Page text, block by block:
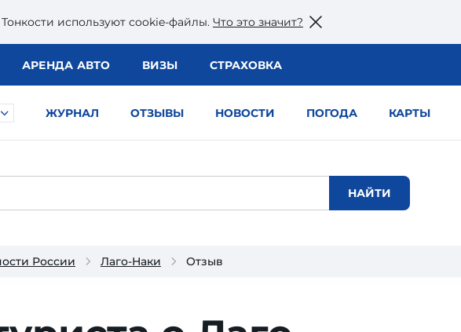
Тонкости используют сookie-файлы. Что это значит?
АРЕНДА АВТО ВИЗЫ СТРАХОВКА
ЖУРНАЛ ОТЗЫВЫ НОВОСТИ ПОГОДА КАРТЫ
России Лаго-Наки Отзыв